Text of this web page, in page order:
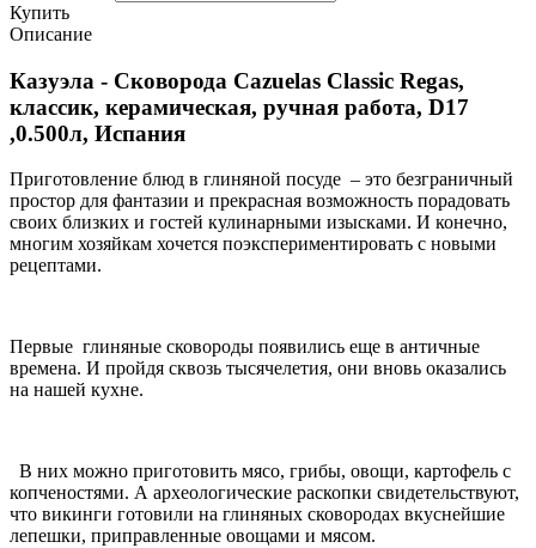
Купить
Описание
Казуэла - Сковорода Cazuelas Classic Regas,
классик, керамическая, ручная работа, D17
,0.500л, Испания
Приготовление блюд в глиняной посуде – это безграничный
простор для фантазии и прекрасная возможность порадовать
своих близких и гостей кулинарными изысками. И конечно,
многим хозяйкам хочется поэкспериментировать с новыми
рецептами.
Первые глиняные сковороды появились еще в античные
времена. И пройдя сквозь тысячелетия, они вновь оказались
на нашей кухне.
В них можно приготовить мясо, грибы, овощи, картофель с
копченостями. А археологические раскопки свидетельствуют,
что викинги готовили на глиняных сковородах вкуснейшие
лепешки, приправленные овощами и мясом.